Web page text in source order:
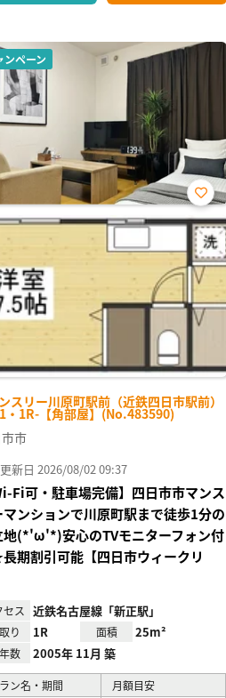
ンペーン
スリー川原町駅前（近鉄四日市駅前）
・1R-【角部屋】(No.483590)
お気
に入
り登
録
市
新日 2026/08/02 09:37
Fi可・駐車場完備】四日市市マンス
マンションで川原町駅まで徒歩1分の
地(*'ω'*)安心のTVモニターフォン付
期割引可能【四日市ウィークリ
セス 近鉄名古屋線「新正駅」
り 1R 面積 25m²
数 2005年 11月 築
ン名・期間 月額目安